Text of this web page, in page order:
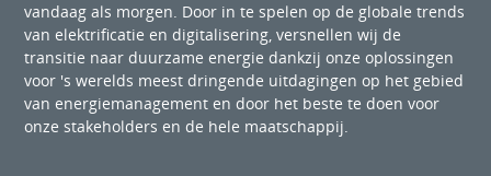
vandaag als morgen. Door in te spelen op de globale trends
van elektrificatie en digitalisering, versnellen wij de
transitie naar duurzame energie dankzij onze oplossingen
voor 's werelds meest dringende uitdagingen op het gebied
van energiemanagement en door het beste te doen voor
onze stakeholders en de hele maatschappij.